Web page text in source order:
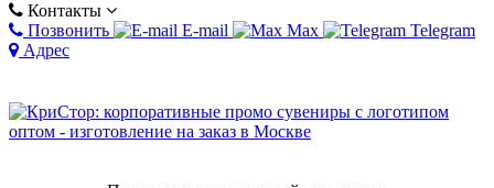
Контакты
Позвонить
E-mail Max
Telegram
Адрес